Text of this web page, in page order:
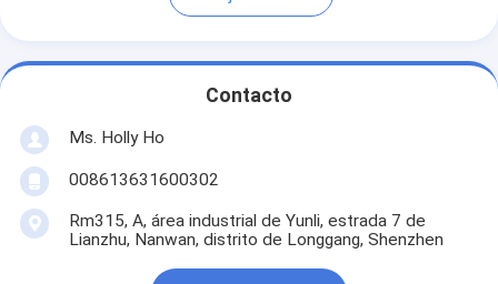
Contacto
Ms. Holly Ho
008613631600302
Rm315, A, área industrial de Yunli, estrada 7 de
Lianzhu, Nanwan, distrito de Longgang, Shenzhen